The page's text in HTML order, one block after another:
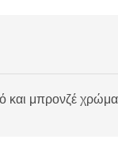
και μπρονζέ